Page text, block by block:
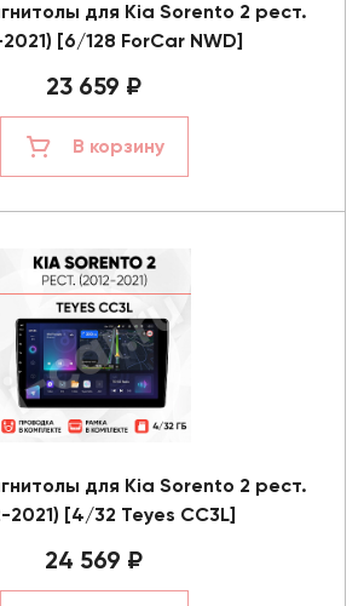
для Kia Sorento 2 рест.
[6/128 ForCar NWD]
23 659 ₽
В корзину
для Kia Sorento 2 рест.
2021) [4/32 Teyes CC3L]
24 569 ₽